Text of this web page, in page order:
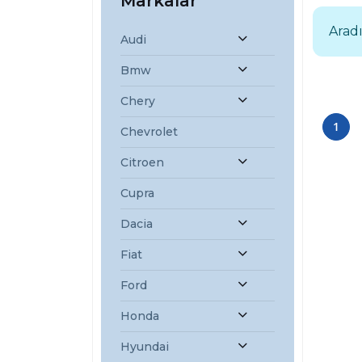
Audi
Bmw
Chery
Chevrolet
Citroen
Cupra
Dacia
Fiat
Ford
Honda
Hyundai
1